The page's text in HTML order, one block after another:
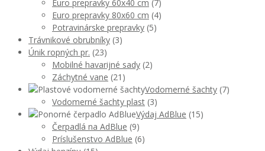
Euro prepravky 60x40 cm (7)
Euro prepravky 80x60 cm (4)
Potravinárske prepravky (5)
Trávnikové obrubníky (3)
Únik ropných pr. (23)
Mobilné havarijné sady (2)
Záchytné vane (21)
Vodomerné šachty (7)
Vodomerné šachty plast (3)
Výdaj AdBlue (15)
Čerpadlá na AdBlue (9)
Príslušenstvo AdBlue (6)